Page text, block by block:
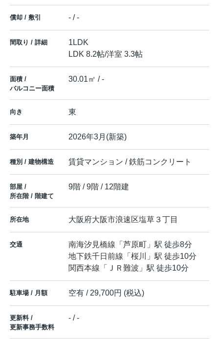
償却 / 敷引 - / -
間取り / 詳細
1LDK
LDK 8.2帖/洋室 3.3帖
面積 /
バルコニー面積
30.01㎡ / -
向き 東
築年月 2026年3月(新築)
種別 / 建物構造 賃貸マンション / 鉄筋コンクリート
部屋 /
所在階 / 階建て
9階 / 9階 / 12階建
所在地 大阪府大阪市浪速区塩草 ３丁目
交通 南海汐見橋線 「 芦原町 」駅 徒歩8分
地下鉄千日前線 「 桜川
」駅 徒歩10分
関西本線 「 ＪＲ難波 」駅 徒歩10分
駐車場 / 月額 空有 / 29,700円 (税込)
更新料 /
更新事務手数料
- / -